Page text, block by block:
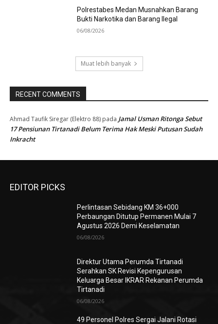
Polrestabes Medan Musnahkan Barang
Bukti Narkotika dan Barang Ilegal
06/08/2026
Muat lebih banyak
RECENT COMMENTS
Ahmad Taufik Siregar (Elektro 88) pada Jamal Usman Ritonga Sebut
17 Pensiunan Tirtanadi Belum Terima Hak Meski Putusan Sudah
Inkracht
EDITOR PICKS
Perlintasan Sebidang KM 36+000
Perbaungan Ditutup Permanen Mulai 7
Agustus 2026 Demi Keselamatan
06/08/2026
Direktur Utama Perumda Tirtanadi
Serahkan SK Revisi Kepengurusan
Keluarga Besar IKRAR Rekanan Perumda
Tirtanadi
06/08/2026
49 Personel Polres Sergai Jalani Rotasi